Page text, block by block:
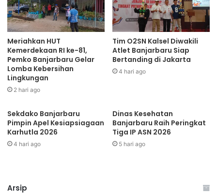
Meriahkan HUT
Kemerdekaan RI ke-81,
Pemko Banjarbaru Gelar
Lomba Kebersihan
Lingkungan
2 hari ago
Tim O2SN Kalsel Diwakili
Atlet Banjarbaru Siap
Bertanding di Jakarta
4 hari ago
Sekdako Banjarbaru
Pimpin Apel Kesiapsiagaan
Karhutla 2026
4 hari ago
Dinas Kesehatan
Banjarbaru Raih Peringkat
Tiga IP ASN 2026
5 hari ago
Arsip